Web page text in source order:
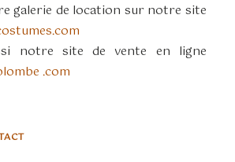
galerie de location sur notre site
notre site de vente en ligne
.com